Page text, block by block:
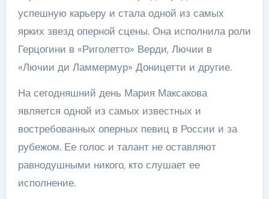
успешную карьеру и стала одной из самых
ярких звезд оперной сцены. Она исполнила роли
Герцогини в «Риголетто» Верди, Лючии в
«Лючии ди Ламмермур» Доницетти и другие.
На сегодняшний день Мария Максакова
является одной из самых известных и
востребованных оперных певиц в России и за
рубежом. Ее голос и талант не оставляют
равнодушными никого, кто слушает ее
исполнение.